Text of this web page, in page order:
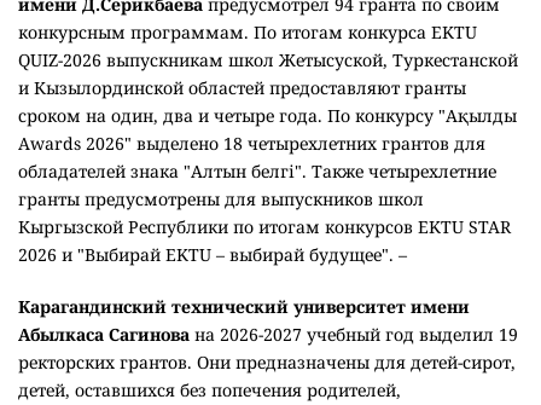
конкурсным программам. По итогам конкурса EKTU
QUIZ-2026 выпускникам школ Жетысуской, Туркестанской
и Кызылординской областей предоставляют гранты
сроком на один, два и четыре года. По конкурсу "Ақылды
Awards 2026" выделено 18 четырехлетних грантов для
обладателей знака "Алтын белгі". Также четырехлетние
гранты предусмотрены для выпускников школ
Кыргызской Республики по итогам конкурсов EKTU STAR
2026 и "Выбирай EKTU – выбирай будущее". –
Карагандинский технический университет имени
Абылкаса Сагинова на 2026-2027 учебный год выделил 19
ректорских грантов. Они предназначены для детей-сирот,
детей, оставшихся без попечения родителей,